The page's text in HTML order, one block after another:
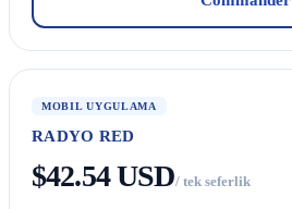
MOBIL UYGULAMA
RADYO RED
$42.54 USD/ tek seferlik